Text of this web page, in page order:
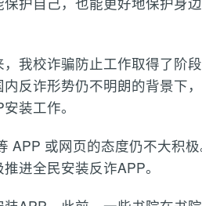
我校诈骗防止工作取得了阶
反诈形势仍不明朗的背景下
装工作。
或网页的态度仍不大积极
进全民安装反诈APP。